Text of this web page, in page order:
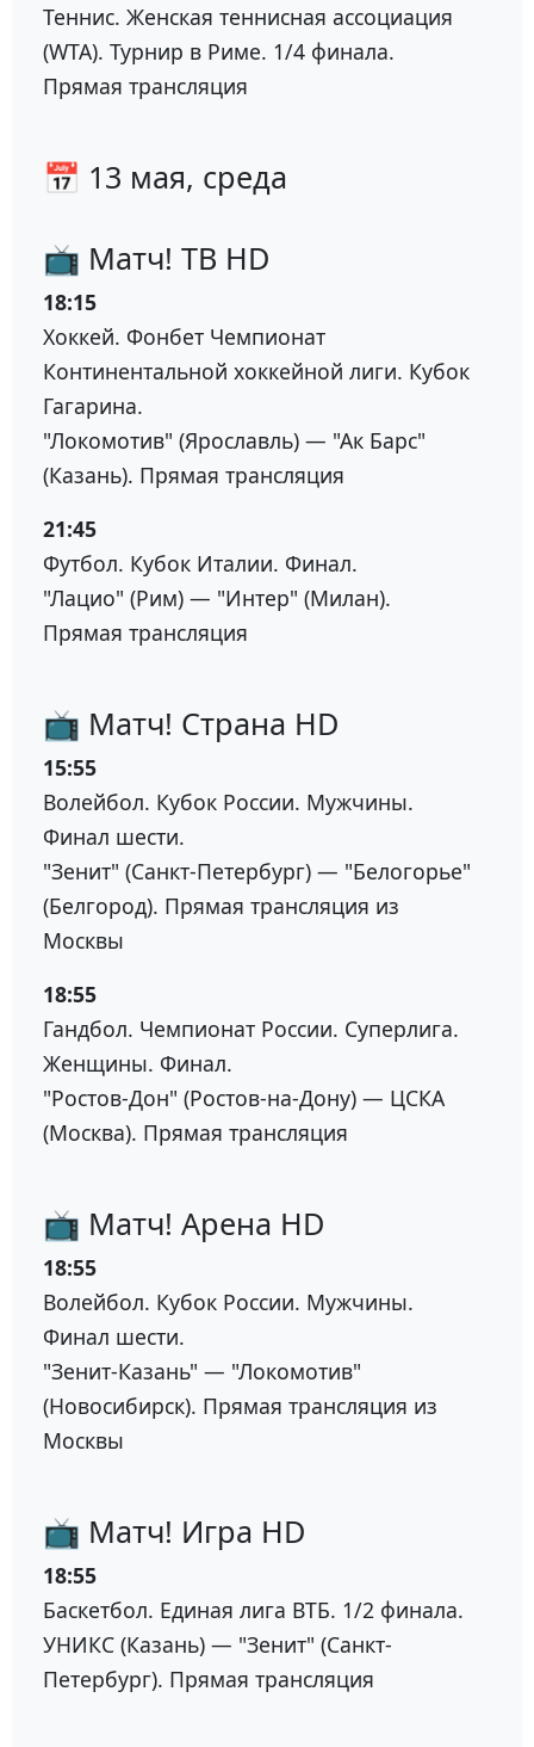
Теннис. Женская теннисная ассоциация
(WTA). Турнир в Риме. 1/4 финала.
Прямая трансляция
📅 13 мая, среда
📺 Матч! ТВ HD
18:15
Хоккей. Фонбет Чемпионат
Континентальной хоккейной лиги. Кубок
Гагарина.
"Локомотив" (Ярославль) — "Ак Барс"
(Казань). Прямая трансляция
21:45
Футбол. Кубок Италии. Финал.
"Лацио" (Рим) — "Интер" (Милан).
Прямая трансляция
📺 Матч! Страна HD
15:55
Волейбол. Кубок России. Мужчины.
Финал шести.
"Зенит" (Санкт-Петербург) — "Белогорье"
(Белгород). Прямая трансляция из
Москвы
18:55
Гандбол. Чемпионат России. Суперлига.
Женщины. Финал.
"Ростов-Дон" (Ростов-на-Дону) — ЦСКА
(Москва). Прямая трансляция
📺 Матч! Арена HD
18:55
Волейбол. Кубок России. Мужчины.
Финал шести.
"Зенит-Казань" — "Локомотив"
(Новосибирск). Прямая трансляция из
Москвы
📺 Матч! Игра HD
18:55
Баскетбол. Единая лига ВТБ. 1/2 финала.
УНИКС (Казань) — "Зенит" (Санкт-
Петербург). Прямая трансляция